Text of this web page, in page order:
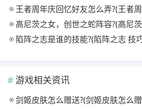
王者周年庆回忆好友怎么弄?(王者周年回忆活
高尼茨之女，创世之蛇阵容?(高尼
陷阵之志是谁的技能?(陷阵之志 技
游戏相关资讯
剑姬皮肤怎么赠送?(剑姬皮肤怎么赠